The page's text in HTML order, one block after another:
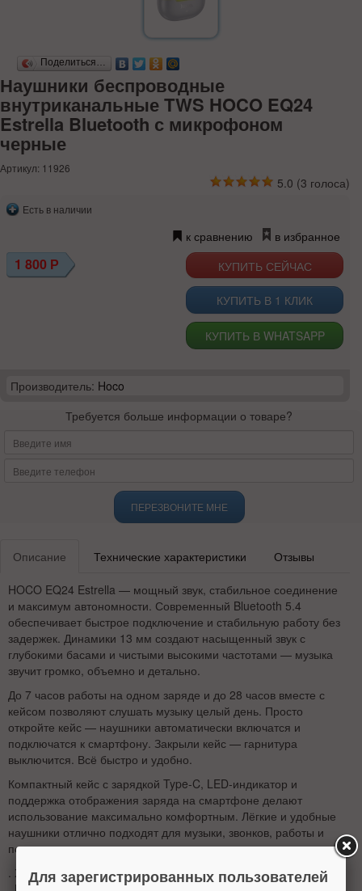
Поделиться…
Наушники беспроводные
внутриканальные TWS HOCO EQ24
Estrella Bluetooth с микрофоном
черные
Артикул: 11926
5.0 (3 голоса)
Есть в наличии
к сравнению в избранное
1 800 Р
КУПИТЬ В 1 КЛИК
КУПИТЬ В WHATSAPP
Производитель: Hoco
Требуется больше информации о товаре?
ПЕРЕЗВОНИТЕ МНЕ
Описание Технические характеристики Отзывы
HOCO EQ24 Estrella — мощный звук, стабильное соединение
и максимум автономности. Современный Bluetooth 5.4
обеспечивает быстрое подключение и стабильную работу без
задержек. Динамики 13 мм создают насыщенный звук с
глубокими басами и чистыми высокими частотами — музыка
звучит громко, объемно и детально.
До 7 часов работы на одном заряде и до 28 часов вместе с
кейсом позволяют слушать музыку целый день. Просто
откройте кейс — наушники автоматически включатся и
подключатся к смартфону. Закрыли кейс — гарнитура
выключится. Всё быстро и удобно.
Компактный кейс с зарядкой Type-C, LED-индикатор и
поддержка отображения заряда на смартфоне делают
использование максимально комфортным. Лёгкие и удобные
наушники отлично подходят для музыки, звонков, работы и
повседневного использования.
. Характеристики
Для зарегистрированных пользователей